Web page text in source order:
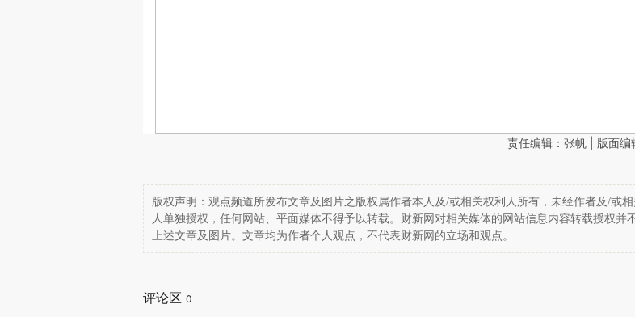
责任编辑：张帆 | 版面编
版权声明：观点频道所发布文章及图片之版权属作者本人及/或相关权利人所有，未经作者及/或相
人单独授权，任何网站、平面媒体不得予以转载。财新网对相关媒体的网站信息内容转载授权并
上述文章及图片。文章均为作者个人观点，不代表财新网的立场和观点。
评论区 0